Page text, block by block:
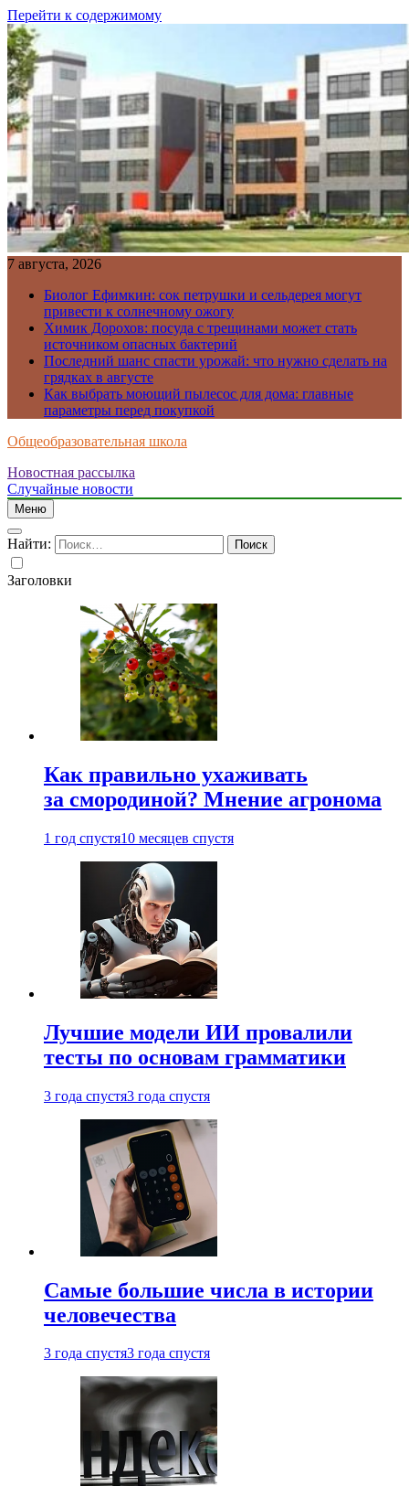
Перейти к содержимому
7 августа, 2026
Биолог Ефимкин: сок петрушки и сельдерея могут
привести к солнечному ожогу
Химик Дорохов: посуда с трещинами может стать
источником опасных бактерий
Последний шанс спасти урожай: что нужно сделать на
грядках в августе
Как выбрать моющий пылесос для дома: главные
параметры перед покупкой
Общеобразовательная школа
Новостная рассылка
Случайные новости
Меню
Найти:
Заголовки
Как правильно ухаживать
за смородиной? Мнение агронома
1 год спустя10 месяцев спустя
Лучшие модели ИИ провалили
тесты по основам грамматики
3 года спустя3 года спустя
Самые большие числа в истории
человечества
3 года спустя3 года спустя